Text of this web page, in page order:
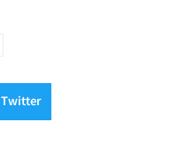
Twitter